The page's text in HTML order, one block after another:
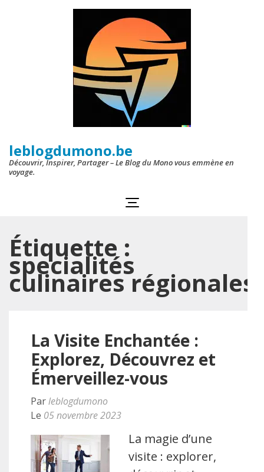
leblogdumono.be
Découvrir, Inspirer, Partager – Le Blog du Mono vous emmène en
voyage.
Étiquette :
specialités
culinaires régionales
La Visite Enchantée :
Explorez, Découvrez et
Émerveillez-vous
Parleblogdumono
Le 05 novembre 2023
La magie d’une
visite : explorer,